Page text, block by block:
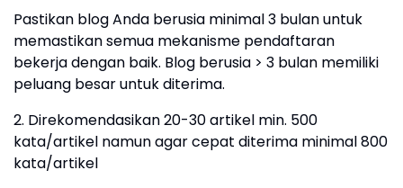
Pastikan blog Anda berusia minimal 3 bulan untuk
memastikan semua mekanisme pendaftaran
bekerja dengan baik. Blog berusia > 3 bulan memiliki
peluang besar untuk diterima.
2. Direkomendasikan 20-30 artikel min. 500
kata/artikel namun agar cepat diterima minimal 800
kata/artikel